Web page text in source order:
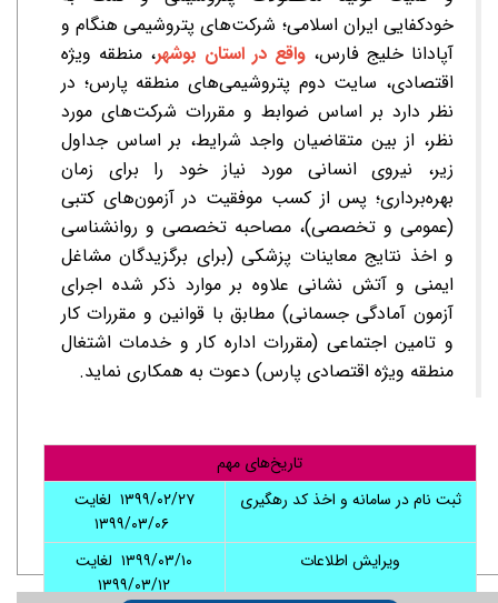
خودکفایی ایران اسلامی؛ شرکت‌های پتروشیمی هنگام و
آپادانا خلیج فارس، واقع در استان بوشهر، منطقه ویژه
اقتصادی، سایت دوم پتروشیمی‌های منطقه پارس؛ در
نظر دارد بر اساس ضوابط و مقررات شرکت‌های مورد
نظر، از بین متقاضیان واجد شرایط، بر اساس جداول
زیر، نیروی انسانی مورد نیاز خود را برای زمان
بهره‌برداری؛ پس از کسب موفقیت در آزمون‌های کتبی
(عمومی و تخصصی)، مصاحبه تخصصی و روانشناسی
و اخذ نتایج معاینات پزشکی (برای برگزیدگان مشاغل
ایمنی و آتش نشانی علاوه بر موارد ذکر شده اجرای
آزمون آمادگی جسمانی) مطابق با قوانین و مقررات کار
و تامین اجتماعی (مقررات اداره کار و خدمات اشتغال
منطقه ویژه اقتصادی پارس) دعوت به همکاری ­نماید.
تاریخ‌های مهم
ثبت نام در سامانه و اخذ کد رهگیری
۱۳۹۹/۰۲/۲۷ لغایت
ویرایش اطلاعات
۱۳۹۹/۰۳/۱۰ لغایت
۱۳۹۹/۰۳/۱۲